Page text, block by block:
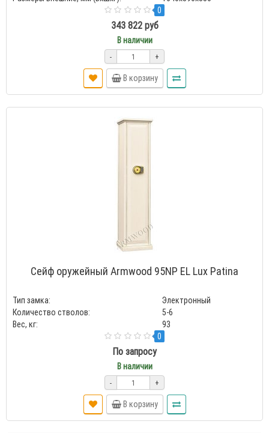
0
343 822 руб
В наличии
- +
В корзину
Сейф оружейный Armwood 95NP EL Lux Patina
Тип замка:
Электронный
Количество стволов:
5-6
Вес, кг:
93
0
По запросу
В наличии
- +
В корзину